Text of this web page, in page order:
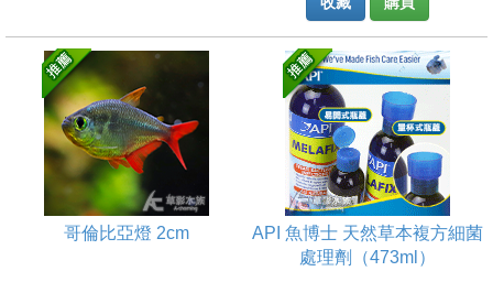
哥倫比亞燈 2cm
API 魚博士 天然草本複方細菌
處理劑（473ml）